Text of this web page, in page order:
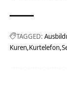
TAGGED:
Kuren Kurtelefon